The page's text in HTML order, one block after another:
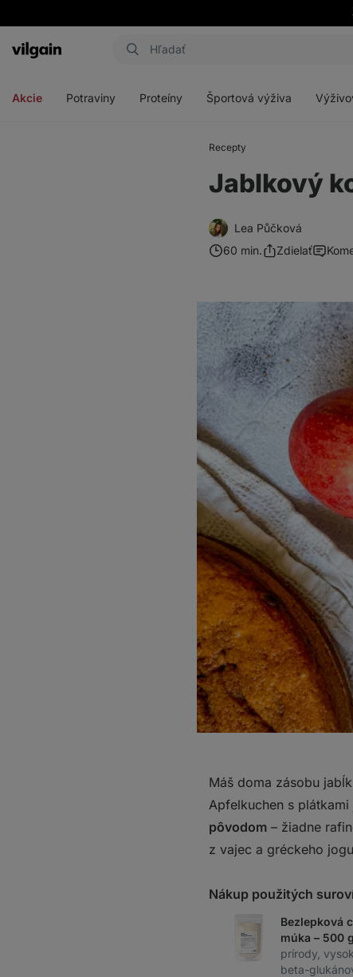
Eshop
Akcie Potraviny Proteíny Športová výživa
Recepty
Jablkový
Lea Půčková
60 min.
Zdielať
Máš doma zásobu
Apfelkuchen s
pôvodom – žiadne
z vajec a gréckeho
Nákup použitých
Bezlepková
múka – 500 g
prírody,
beta-